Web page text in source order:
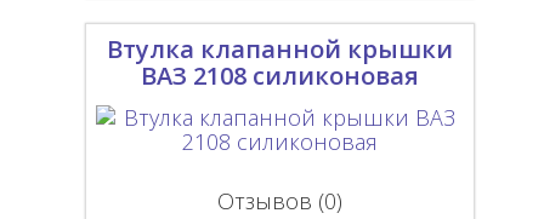
Втулка клапанной крышки
ВАЗ 2108 силиконовая
Отзывов (0)